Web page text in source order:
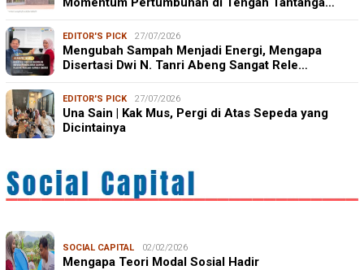
EDITOR'S PICK 27/07/2026
Mengubah Sampah Menjadi Energi, Mengapa
Disertasi Dwi N. Tanri Abeng Sangat Rele…
EDITOR'S PICK 27/07/2026
Una Sain | Kak Mus, Pergi di Atas Sepeda yang
Dicintainya
SOCIAL CAPITAL 02/02/2026
Mengapa Teori Modal Sosial Hadir